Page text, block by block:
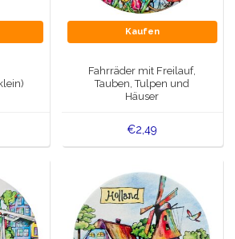
Kaufen
Fahrräder mit Freilauf,
Tauben, Tulpen und
Häuser
€2,49